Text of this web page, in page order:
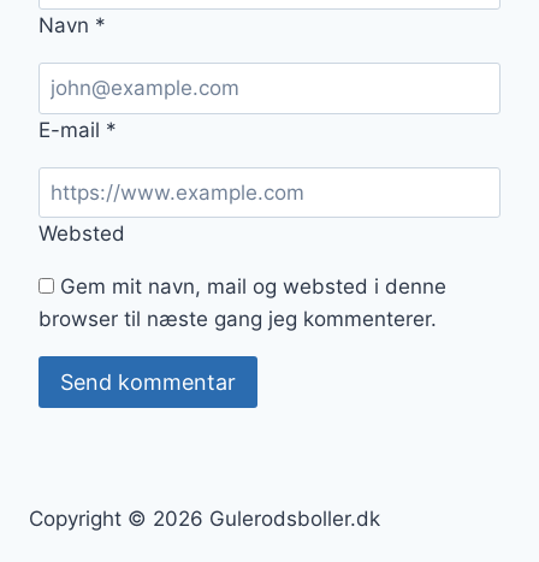
Navn *
E-mail *
Websted
Gem mit navn, mail og websted i denne
browser til næste gang jeg kommenterer.
Copyright © 2026 Gulerodsboller.dk